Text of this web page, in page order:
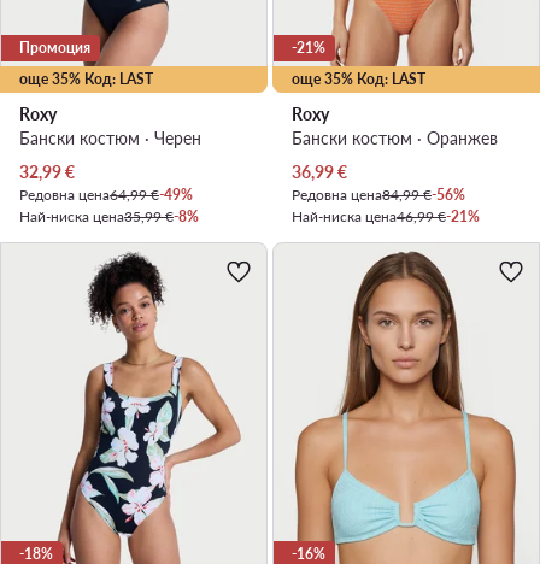
още 35% Код: LAST
Промоция
Roxy
Бански костюм · Черен
Актуална цена
32,99€
Редовна цена64,99 €-49%
Най-ниска цена35,99 €-8%
още 35% Код: LAST
-21%
Roxy
Бански костюм · Оранжев
Актуална цена
36,99€
Редовна цена84,99 €-56%
Най-ниска цена46,99 €-21%
-18% -16%